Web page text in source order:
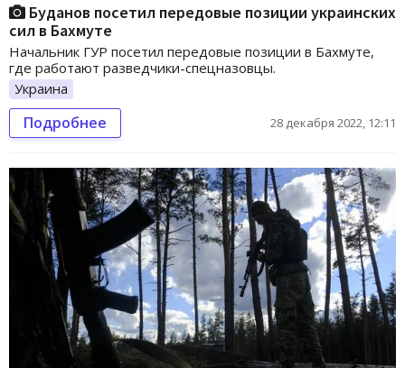
Буданов посетил передовые позиции украинских
сил в Бахмуте
Начальник ГУР посетил передовые позиции в Бахмуте,
где работают разведчики-спецназовцы.
Украина
Подробнее 28 декабря 2022, 12:11